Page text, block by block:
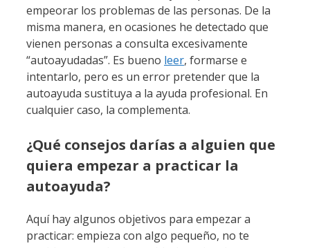
empeorar los problemas de las personas. De la
misma manera, en ocasiones he detectado que
vienen personas a consulta excesivamente
“autoayudadas”. Es bueno leer, formarse e
intentarlo, pero es un error pretender que la
autoayuda sustituya a la ayuda profesional. En
cualquier caso, la complementa.
¿Qué consejos darías a alguien que
quiera empezar a practicar la
autoayuda?
Aquí hay algunos objetivos para empezar a
practicar: empieza con algo pequeño, no te